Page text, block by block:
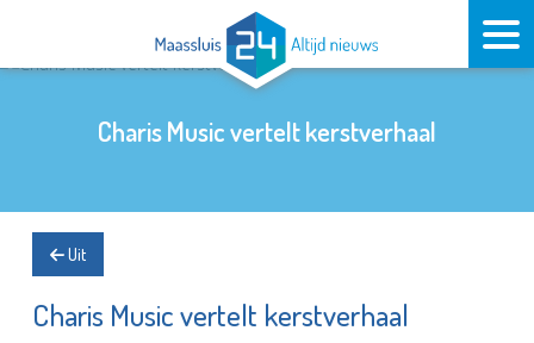
Charis Music vertelt kerstverhaal
Uit
Charis Music vertelt kerstverhaal